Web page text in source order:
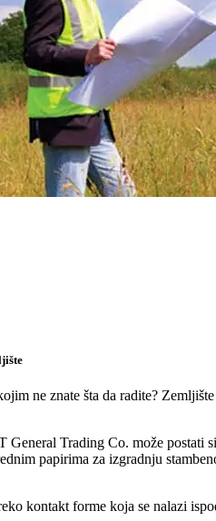
ne znate šta da radite?
General Trading Co. može postati
papirima za izgradnju
kontakt forme koja se nalazi